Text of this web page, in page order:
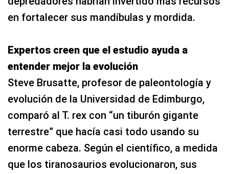
en fortalecer sus mandíbulas y mordida.
Expertos creen que el estudio ayuda a
entender mejor la evolución
Steve Brusatte, profesor de paleontología y
evolución de la Universidad de Edimburgo,
comparó al T. rex con “un tiburón gigante
terrestre” que hacía casi todo usando su
enorme cabeza. Según el científico, a medida
que los tiranosaurios evolucionaron, sus